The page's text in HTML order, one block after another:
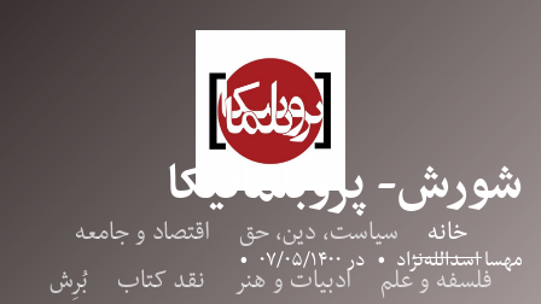
خانه سیاست، دین، حق
اقتصاد و جامعه
فلسفه و علم
ادبیات و هنر نقد کتاب
بُرِش
شورش- پروبلماتیکا
مهسا اسدالله‌نژاد • در۰۷/۰۵/۱۴۰۰ •